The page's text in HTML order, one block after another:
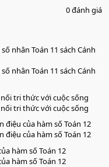
0 đánh giá
nhân Toán 11 sách Cánh
nhân Toán 11 sách Cánh
tri thức với cuộc sống
tri thức với cuộc sống
điệu của hàm số Toán 12
điệu của hàm số Toán 12
hàm số Toán 12
hàm số Toán 12